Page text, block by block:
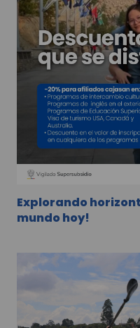
Explorando
mundo hoy!